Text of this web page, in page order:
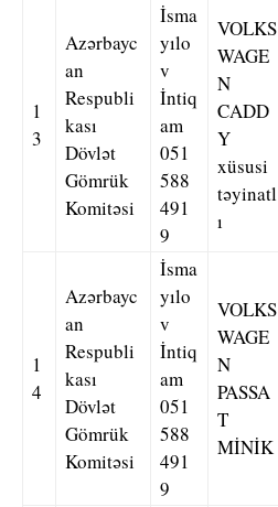
1
3
Azərbayc
an
Respubli
kası
Dövlət
Gömrük
Komitəsi
İsma
yılo
v
İntiq
am
051
588
491
9
VOLKS
WAGE
N
CADD
Y
xüsusi
təyinatl
ı
1
4
Azərbayc
an
Respubli
kası
Dövlət
Gömrük
Komitəsi
İsma
yılo
v
İntiq
am
051
588
491
9
VOLKS
WAGE
N
PASSA
T
MİNİK